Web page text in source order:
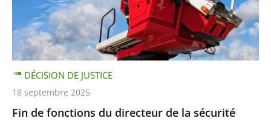
Fin de fonctions du directeur de la sécurité
DÉCISION DE JUSTICE
18 septembre 2025